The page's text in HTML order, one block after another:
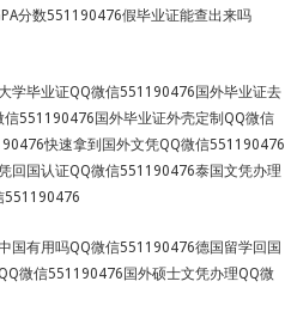
分数551190476假毕业证能查出来吗
学毕业证QQ微信551190476国外毕业证去
551190476国外毕业证外壳定制QQ微信
快速拿到国外文凭QQ微信551190476
回国认证QQ微信551190476泰国文凭办理
551190476
国有用吗QQ微信551190476德国留学回国
微信551190476国外硕士文凭办理QQ微